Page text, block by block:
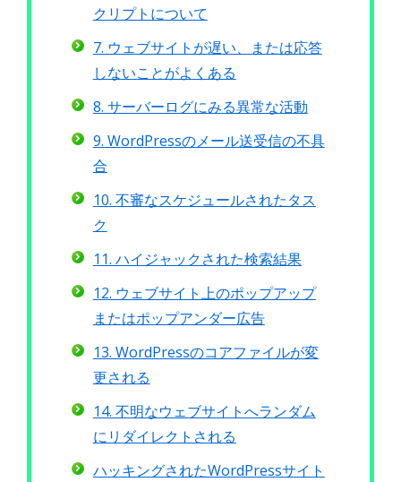
クリプトについて
7. ウェブサイトが遅い、または応答
しないことがよくある
8. サーバーログにみる異常な活動
9. WordPressのメール送受信の不具
合
10. 不審なスケジュールされたタス
ク
11. ハイジャックされた検索結果
12. ウェブサイト上のポップアップ
またはポップアンダー広告
13. WordPressのコアファイルが変
更される
14. 不明なウェブサイトへランダム
にリダイレクトされる
ハッキングされたWordPressサイト